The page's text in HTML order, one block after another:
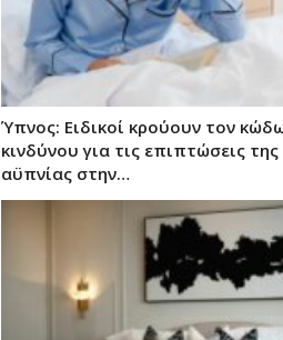
Ύπνος: Ειδικοί κρούουν τον
κινδύνου για τις επιπτώσεις της
αϋπνίας στην…